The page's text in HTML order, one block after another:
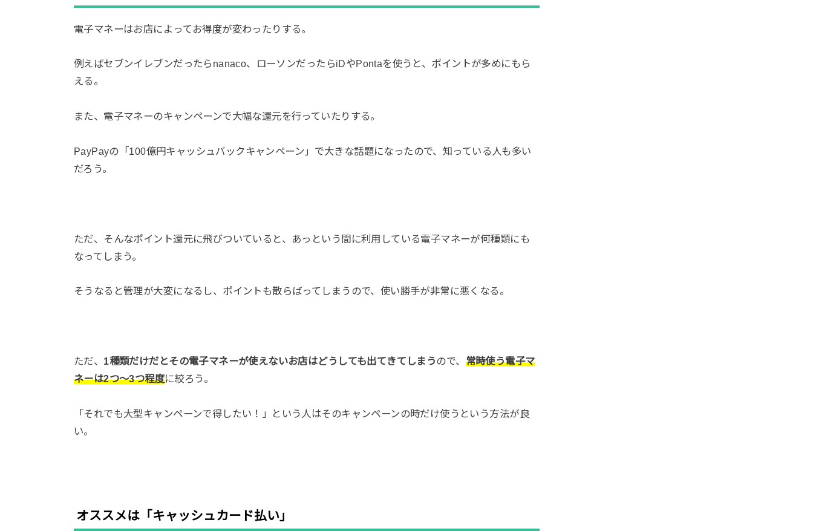
電子マネーはお店によってお得度が変わったりする。
例えばセブンイレブンだったらnanaco、ローソンだったらiDやPontaを使うと、ポイントが多めにもら
える。
また、電子マネーのキャンペーンで大幅な還元を行っていたりする。
PayPayの「100億円キャッシュバックキャンペーン」で大きな話題になったので、知っている人も多い
だろう。
ただ、そんなポイント還元に飛びついていると、あっという間に利用している電子マネーが何種類にも
なってしまう。
そうなると管理が大変になるし、ポイントも散らばってしまうので、使い勝手が非常に悪くなる。
ただ、 1種類だけだとその電子マネーが使えないお店はどうしても出てきてしまうので、 常時使う電子マ
ネーは2つ〜3つ程度に絞ろう。
「それでも大型キャンペーンで得したい！」という人はそのキャンペーンの時だけ使うという方法が良
い。
オススメは「キャッシュカード払い」